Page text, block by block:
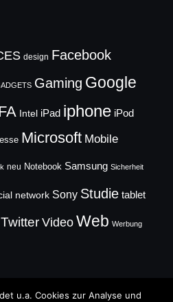
design Facebook
Gaming Google
Intel iPad iphone iPod
Microsoft Mobile
neu Notebook Samsung Sicherheit
network Sony Studie tablet
Twitter Video Web Werbung
u.a. Cookies zur Analyse und